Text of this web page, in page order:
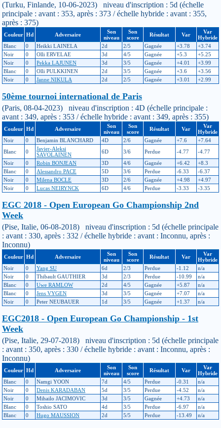
(Turku, Finlande, 10-06-2023) niveau d'inscription : 5d (échelle
principale : avant : 353, après : 373 / échelle hybride : avant : 355,
après : 375)
Couleur Hd Adversaire
Son
niveau
Son
score
Résultat Var
Var
Hybride
Blanc
0 Heikki LAINELA 2d 2/5 Gagnée +3.78
+3.74
Noir
0 Olli ERVELAE 3d 4/5 Gagnée +5.3
+5.25
Noir
0 Pekka LAJUNEN 3d 3/5 Gagnée +4.01
+3.99
Blanc
0 Olli PULKKINEN 2d 3/5 Gagnée +3.6
+3.56
Noir
0 Janne NIKULA 2d 2/5 Gagnée +3.01 +2.99
50ème tournoi international de Paris
(Paris, 08-04-2023) niveau d'inscription : 4D (échelle principale :
avant : 349, après : 353 / échelle hybride : avant : 349, après : 355)
Couleur Hd Adversaire
Son
niveau
Son
score
Résultat Var
Var
Hybride
Noir
0 Benjamin BLANCHARD 4D 2/6 Gagnée +7.6
+7.64
Blanc
0
Javier-Aleksi
SAVOLAINEN
6D 3/6 Perdue -4.77
-4.77
Noir
0 Robin BONJEAN 3D 4/6 Gagnée +6.42
+8.3
Blanc
0 Alessandro PACE 5D 3/6 Perdue -6.33
-6.37
Noir
0 Milena BOCLE 3D 2/6 Gagnée +4.98
+4.97
Noir
0 Lucas NEIRYNCK 6D 4/6 Perdue -3.33 -3.35
EGC 2018 - Open European Go Championship 2nd
Week
(Pise, Italie, 06-08-2018) niveau d'inscription : 5d (échelle principale
: avant : 330, après : 332 / échelle hybride : avant : Inconnu, après :
Inconnu)
Couleur Hd Adversaire
Son
niveau
Son
score
Résultat Var
Var
Hybride
Noir
0 Yang SU 6d 2/3 Perdue -1.12
n/a
Noir
0 Thibault GAUTHIER 3d 2/3 Perdue -10.99
n/a
Blanc
0 Uwe RAMLOW 2d 4/5 Gagnée +5.87
n/a
Blanc
0 Jens VYGEN 3d 3/5 Gagnée +7.07
n/a
Noir
0 Peter NEUBAUER 1d 3/5 Gagnée +1.37 n/a
EGC2018 - Open European Go Championship - 1st
Week
(Pise, Italie, 29-07-2018) niveau d'inscription : 5d (échelle principale
: avant : 350, après : 330 / échelle hybride : avant : Inconnu, après :
Inconnu)
Couleur Hd Adversaire
Son
niveau
Son
score
Résultat Var
Var
Hybride
Blanc
0 Namgi YOON 7d 4/5 Perdue -0.31
n/a
Noir
0 Denis KARADABAN 5d 3/5 Perdue -4.52
n/a
Noir
0 Mihailo JACIMOVIC 3d 3/5 Gagnée +4.73
n/a
Blanc
0 Toshio SATO 4d 3/5 Perdue -6.97
n/a
Blanc
0 Hugo MAUSSION 2d 5/5 Perdue -13.49 n/a